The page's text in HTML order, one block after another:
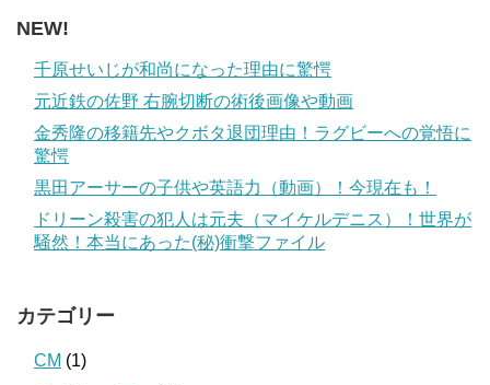
NEW!
千原せいじが和尚になった理由に驚愕
元近鉄の佐野 右腕切断の術後画像や動画
金秀隆の移籍先やクボタ退団理由！ラグビーへの覚悟に
驚愕
黒田アーサーの子供や英語力（動画）！今現在も！
ドリーン殺害の犯人は元夫（マイケルデニス）！世界が
騒然！本当にあった(秘)衝撃ファイル
カテゴリー
CM (1)